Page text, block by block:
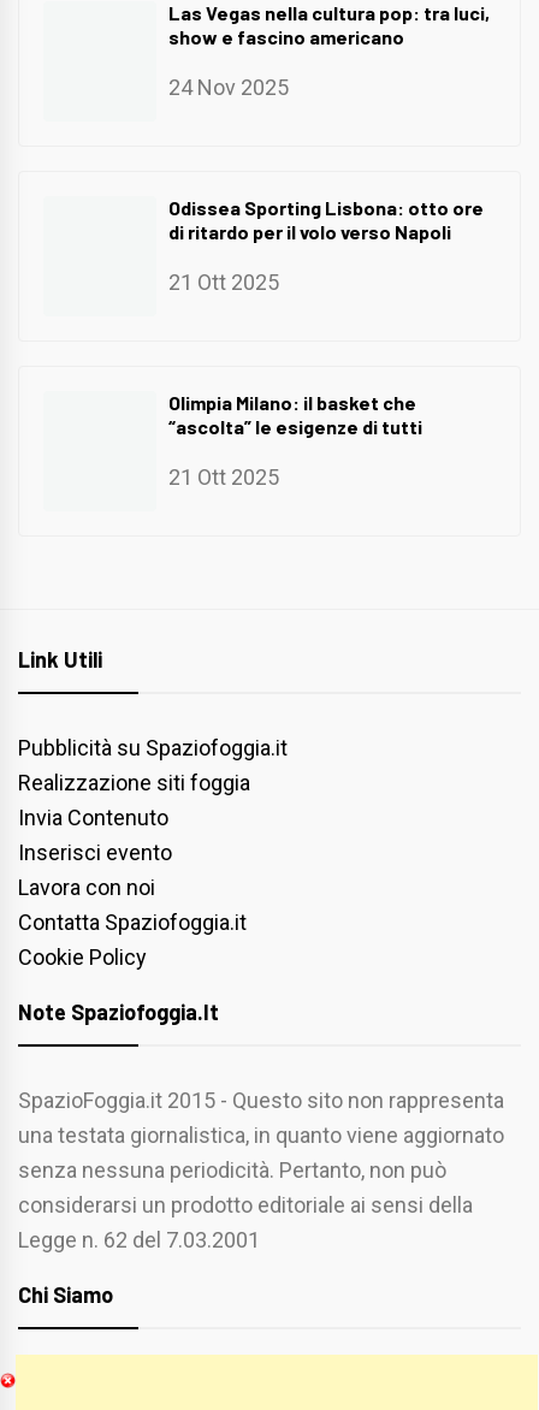
Las Vegas nella cultura pop: tra luci,
show e fascino americano
24 Nov 2025
Odissea Sporting Lisbona: otto ore
di ritardo per il volo verso Napoli
21 Ott 2025
Olimpia Milano: il basket che
“ascolta” le esigenze di tutti
21 Ott 2025
Link Utili
Pubblicità su Spaziofoggia.it
Realizzazione siti foggia
Invia Contenuto
Inserisci evento
Lavora con noi
Contatta Spaziofoggia.it
Cookie Policy
Note Spaziofoggia.it
SpazioFoggia.it 2015 - Questo sito non rappresenta
una testata giornalistica, in quanto viene aggiornato
senza nessuna periodicità. Pertanto, non può
considerarsi un prodotto editoriale ai sensi della
Legge n. 62 del 7.03.2001
Chi Siamo